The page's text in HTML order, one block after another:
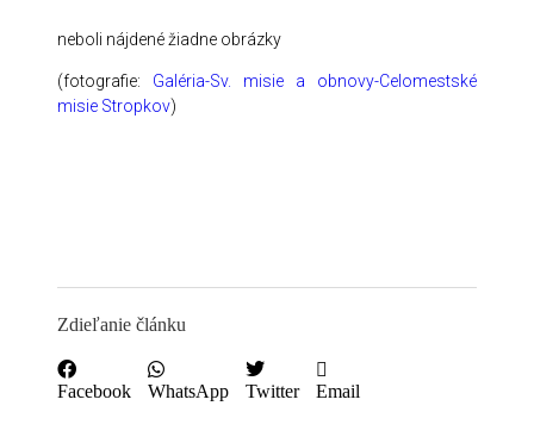
neboli nájdené žiadne obrázky
(fotografie: Galéria-Sv. misie a obnovy-Celomestské
misie Stropkov)
Zdieľanie článku
Facebook WhatsApp Twitter Email